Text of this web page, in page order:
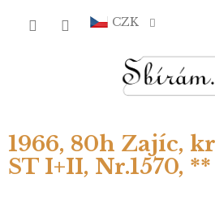
CZK
1966, 80h Zajíc,
ST I+II, Nr.1570, **